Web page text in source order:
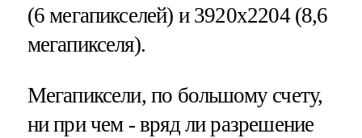
(6 мегапикселей) и 3920х2204 (8,6
мегапикселя).
Мегапиксели, по большому счету,
ни при чем - вряд ли разрешение